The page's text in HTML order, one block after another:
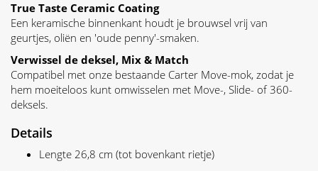
True Taste Ceramic Coating
Een keramische binnenkant houdt je brouwsel vrij van
geurtjes, oliën en 'oude penny'-smaken.
Verwissel de deksel, Mix & Match
Compatibel met onze bestaande Carter Move-mok, zodat je
hem moeiteloos kunt omwisselen met Move-, Slide- of 360-
deksels.
Details
Lengte 26,8 cm (tot bovenkant rietje)